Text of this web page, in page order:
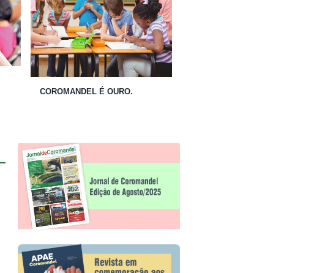
COROMANDEL É OURO.